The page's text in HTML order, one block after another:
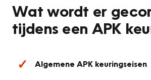
Wat wordt er
tijdens een APK
Algemene APK keuringseisen